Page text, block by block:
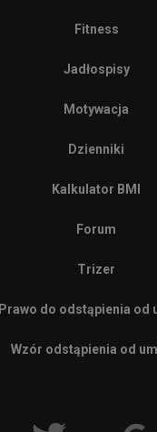
Fitness
Jadłospisy
Motywacja
Dzienniki
Kalkulator BMI
Forum
Trizer
Prawo do odstąpienia od
Wzór odstąpienia od